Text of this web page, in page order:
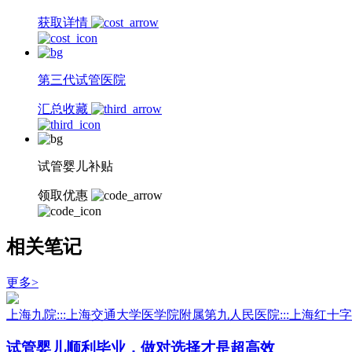
获取详情
第三代试管医院
汇总收藏
试管婴儿补贴
领取优惠
相关笔记
更多>
上海九院:::上海交通大学医学院附属第九人民医院:::上海红十
试管婴儿顺利毕业，做对选择才是超高效